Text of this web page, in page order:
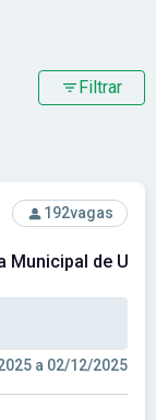
Filtrar
- Prefeitura
192vagas
Municipal de
a 02/12/2025